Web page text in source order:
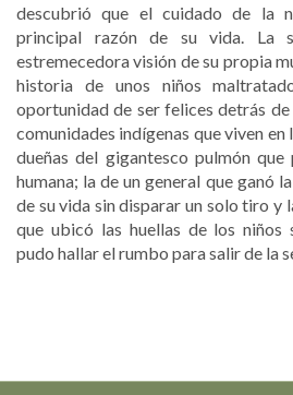
descubrió que el cuidado de la
principal razón de su vida. La
estremecedora visión de su propia
historia de unos niños
oportunidad de ser felices detrás de
comunidades indígenas que viven
dueñas del gigantesco pulmón que
humana; la de un general que ganó
de su vida sin disparar un solo tiro y
que ubicó las huellas de los niños
pudo hallar el rumbo para salir de la